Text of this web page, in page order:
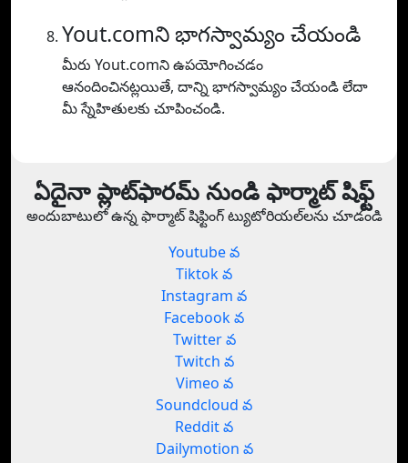
Yout.comని భాగస్వామ్యం చేయండి
మీరు Yout.comని ఉపయోగించడం
ఆనందించినట్లయితే, దాన్ని భాగస్వామ్యం చేయండి లేదా
మీ స్నేహితులకు చూపించండి.
ఏదైనా ప్లాట్‌ఫారమ్ నుండి ఫార్మాట్ షిఫ్ట్
అందుబాటులో ఉన్న ఫార్మాట్ షిఫ్టింగ్ ట్యుటోరియల్‌లను చూడండి
Youtube వ
Tiktok వ
Instagram వ
Facebook వ
Twitter వ
Twitch వ
Vimeo వ
Soundcloud వ
Reddit వ
Dailymotion వ